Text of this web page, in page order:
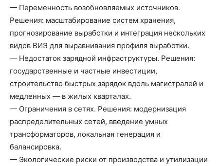
— Переменность возобновляемых источников.
Решения: масштабирование систем хранения,
прогнозирование выработки и интеграция нескольких
видов ВИЭ для выравнивания профиля выработки.
— Недостаток зарядной инфраструктуры. Решения:
государственные и частные инвестиции,
строительство быстрых зарядок вдоль магистралей и
медленных — в жилых кварталах.
— Ограничения в сетях. Решения: модернизация
распределительных сетей, введение умных
трансформаторов, локальная генерация и
балансировка.
— Экологические риски от производства и утилизации